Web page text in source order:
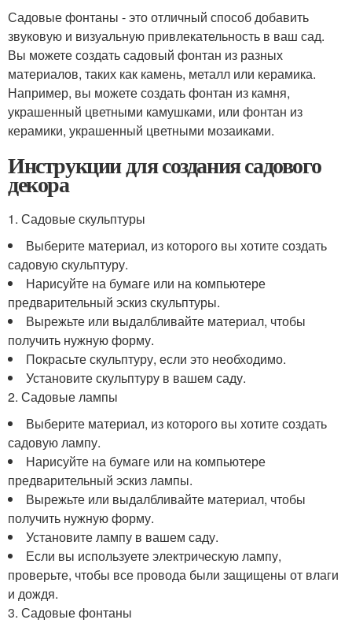
Садовые фонтаны - это отличный способ добавить
звуковую и визуальную привлекательность в ваш сад.
Вы можете создать садовый фонтан из разных
материалов, таких как камень, металл или керамика.
Например, вы можете создать фонтан из камня,
украшенный цветными камушками, или фонтан из
керамики, украшенный цветными мозаиками.
Инструкции для создания садового
декора
1. Садовые скульптуры
Выберите материал, из которого вы хотите создать
садовую скульптуру.
Нарисуйте на бумаге или на компьютере
предварительный эскиз скульптуры.
Вырежьте или выдалбливайте материал, чтобы
получить нужную форму.
Покрасьте скульптуру, если это необходимо.
Установите скульптуру в вашем саду.
2. Садовые лампы
Выберите материал, из которого вы хотите создать
садовую лампу.
Нарисуйте на бумаге или на компьютере
предварительный эскиз лампы.
Вырежьте или выдалбливайте материал, чтобы
получить нужную форму.
Установите лампу в вашем саду.
Если вы используете электрическую лампу,
проверьте, чтобы все провода были защищены от влаги
и дождя.
3. Садовые фонтаны